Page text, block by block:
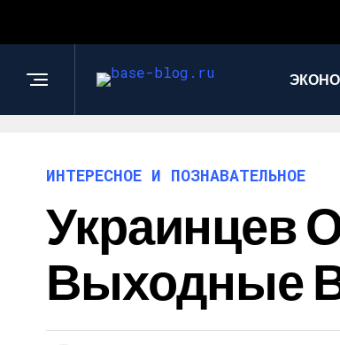
ИНТЕРЕСНОЕ И ПОЗНАВАТЕЛЬНОЕ
Украинцев
Выходные